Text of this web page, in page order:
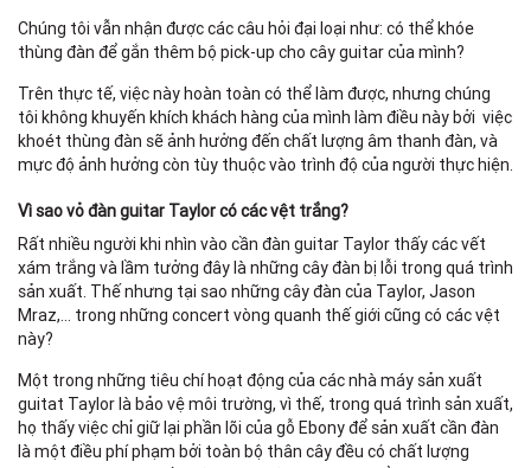
Chúng tôi vẫn nhận được các câu hỏi đại loại như: có thể khóe
thùng đàn để gắn thêm bộ pick-up cho cây guitar của mình?
Trên thực tế, việc này hoàn toàn có thể làm được, nhưng chúng
tôi không khuyến khích khách hàng của mình làm điều này bởi việc
khoét thùng đàn sẽ ảnh hưởng đến chất lượng âm thanh đàn, và
mực độ ảnh hưởng còn tùy thuộc vào trình độ của người thực hiện.
Vì sao vỏ đàn guitar Taylor có các vệt trắng?
Rất nhiều người khi nhìn vào cần đàn guitar Taylor thấy các vết
xám trắng và lầm tưởng đây là những cây đàn bị lỗi trong quá trình
sản xuất. Thế nhưng tại sao những cây đàn của Taylor, Jason
Mraz,… trong những concert vòng quanh thế giới cũng có các vệt
này?
Một trong những tiêu chí hoạt động của các nhà máy sản xuất
guitat Taylor là bảo vệ môi trường, vì thế, trong quá trình sản xuất,
họ thấy việc chỉ giữ lại phần lõi của gỗ Ebony để sản xuất cần đàn
là một điều phí phạm bởi toàn bộ thân cây đều có chất lượng